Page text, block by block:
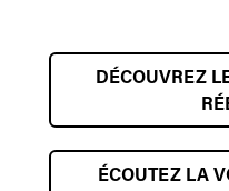
DÉCOUVREZ
ÉCOUTEZ LA